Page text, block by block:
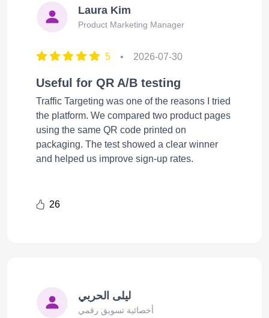
Laura Kim
Product Marketing Manager
5 • 2026-07-30
Useful for QR A/B testing
Traffic Targeting was one of the reasons I tried
the platform. We compared two product pages
using the same QR code printed on
packaging. The test showed a clear winner
and helped us improve sign-up rates.
26
ليلى الحربي
أخصائية تسويق رقمي